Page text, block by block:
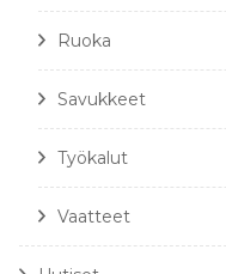
Ruoka
Savukkeet
Työkalut
Vaatteet